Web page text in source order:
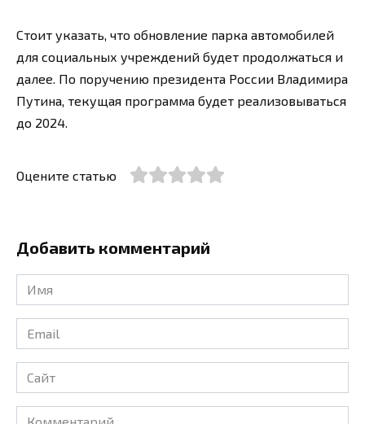
Стоит указать, что обновление парка автомобилей
для социальных учреждений будет продолжаться и
далее. По поручению президента России Владимира
Путина, текущая программа будет реализовываться
до 2024.
Оцените статью
Добавить комментарий
Имя
*
Email
*
Сайт
Комментарий